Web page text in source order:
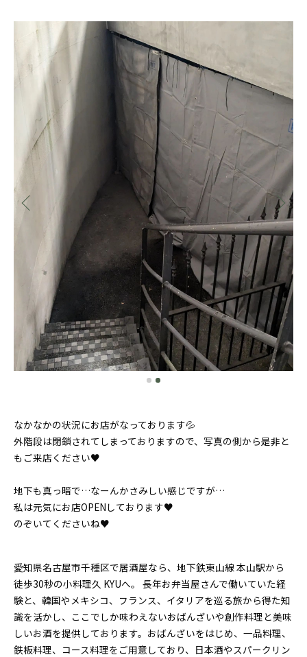
なかなかの状況にお店がなっております💦
外階段は閉鎖されてしまっておりますので、写真の側から是非と
もご来店ください♥
地下も真っ暗で…なーんかさみしい感じですが…
私は元気にお店OPENしております♥
のぞいてくださいね♥
愛知県名古屋市千種区で居酒屋なら、地下鉄東山線 本山駅から
徒歩30秒の小料理久 KYUへ。 長年お弁当屋さんで働いていた経
験と、韓国やメキシコ、フランス、イタリアを巡る旅から得た知
識を活かし、ここでしか味わえないおばんざいや創作料理と美味
しいお酒を提供しております。おばんざいをはじめ、一品料理、
鉄板料理、コース料理をご用意しており、日本酒やスパークリン